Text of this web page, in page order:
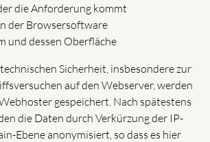
die Anforderung kommt
der Browsersoftware
und dessen Oberfläche
Sicherheit, insbesondere zur
auf den Webserver, werden
gespeichert. Nach spätestens
die Daten durch Verkürzung der IP-
Ebene anonymisiert, so dass es hier